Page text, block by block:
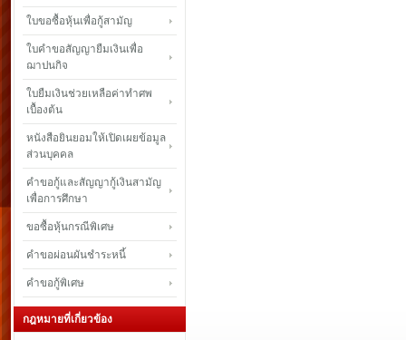
ใบขอซื้อหุ้นเพื่อกู้สามัญ
ใบคำขอสัญญายืมเงินเพื่อ
ฌาปนกิจ
ใบยืมเงินช่วยเหลือค่าทำศพ
เบื้องต้น
หนังสือยินยอมให้เปิดเผยข้อมูล
ส่วนบุคคล
คำขอกู้และสัญญากู้เงินสามัญ
เพื่อการศึกษา
ขอซื้อหุ้นกรณีพิเศษ
คำขอผ่อนผันชำระหนี้
คำขอกู้พิเศษ
กฎหมายที่เกี่ยวข้อง